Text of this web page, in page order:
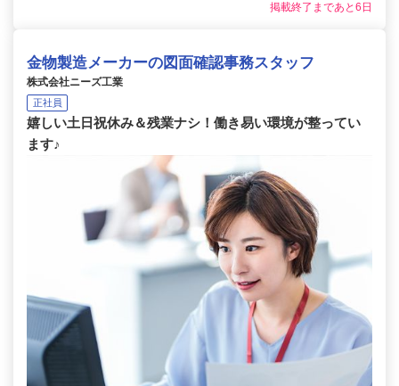
掲載終了まであと6日
金物製造メーカーの図面確認事務スタッフ
株式会社ニーズ工業
正社員
嬉しい土日祝休み＆残業ナシ！働き易い環境が整ってい
ます♪